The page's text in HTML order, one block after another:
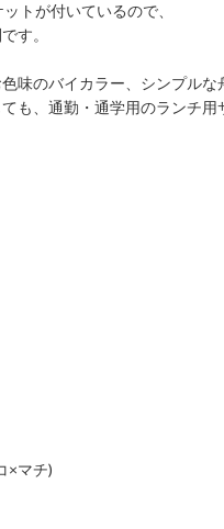
トが付いているので、
す。
味のバイカラー、シンプルな
も、通勤・通学用のランチ用
×マチ)